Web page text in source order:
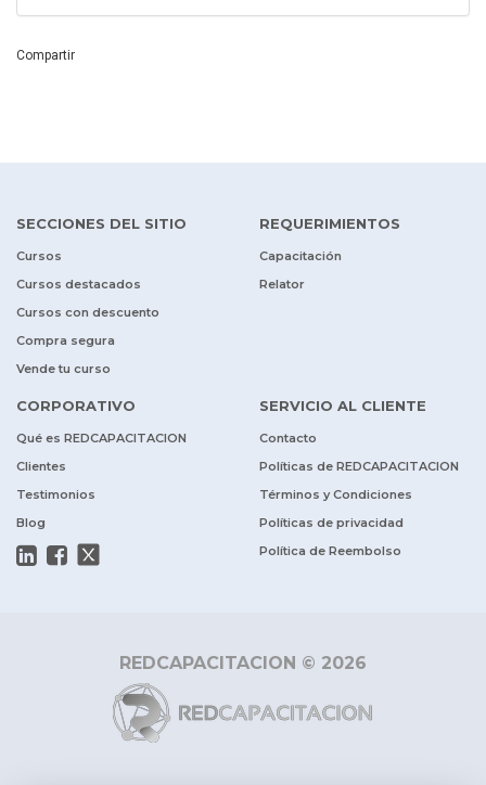
Compartir
SECCIONES DEL SITIO
Cursos
Cursos destacados
Cursos con descuento
Compra segura
Vende tu curso
REQUERIMIENTOS
Capacitación
Relator
CORPORATIVO
Qué es REDCAPACITACION
Clientes
Testimonios
Blog
SERVICIO AL CLIENTE
Contacto
Políticas de REDCAPACITACION
Términos y Condiciones
Políticas de privacidad
Política de Reembolso
REDCAPACITACION © 2026